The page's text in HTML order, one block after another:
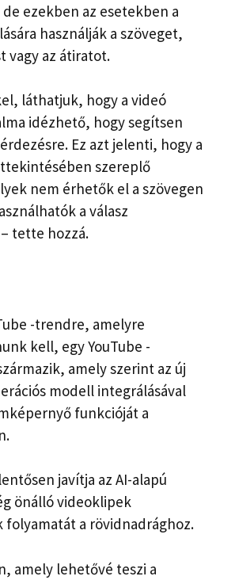
ezekben az esetekben a
használják a szöveget,
vagy az átiratot.
láthatjuk, hogy a videó
idézhető, hogy segítsen
Ez azt jelenti, hogy a
szereplő
nem érhetők el a szövegen
a válasz
tette hozzá.
-trendre, amelyre
kell, egy YouTube -
amely szerint az új
modell integrálásával
funkcióját a
javítja az AI-alapú
önálló videoklipek
folyamatát a rövidnadrághoz.
amely lehetővé teszi a